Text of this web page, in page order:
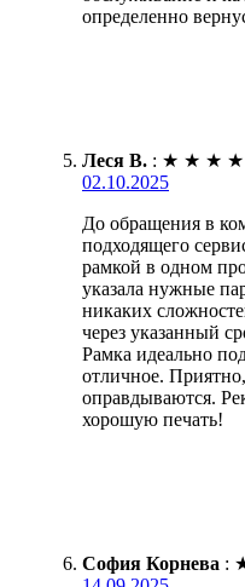
определенно
Леся В. : ★ ★ ★ ★
02.10.2025
До обращения в
подходящего
рамкой в одном
указала нужные
никаких
через указанный
Рамка идеально
отличное.
оправдываются.
хорошую печать!
София Корнева :